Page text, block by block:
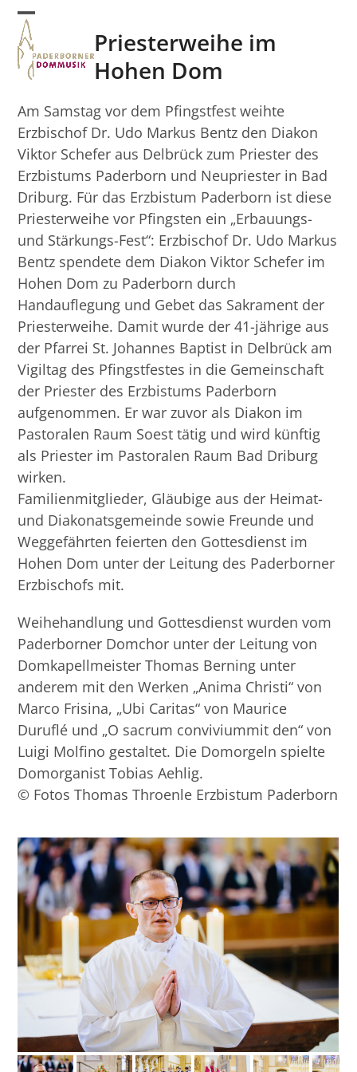
Skip
content
Open
mobile
menu
Close
mobile
menu
Priesterweihe im
Hohen Dom
Am Samstag vor dem Pfingstfest weihte
Erzbischof Dr. Udo Markus Bentz den Diakon
Viktor Schefer aus Delbrück zum Priester des
Erzbistums Paderborn und Neupriester in Bad
Driburg. Für das Erzbistum Paderborn ist diese
Priesterweihe vor Pfingsten ein „Erbauungs-
und Stärkungs-Fest“: Erzbischof Dr. Udo Markus
Bentz spendete dem Diakon Viktor Schefer im
Hohen Dom zu Paderborn durch
Handauflegung und Gebet das Sakrament der
Priesterweihe. Damit wurde der 41-jährige aus
der Pfarrei St. Johannes Baptist in Delbrück am
Vigiltag des Pfingstfestes in die Gemeinschaft
der Priester des Erzbistums Paderborn
aufgenommen. Er war zuvor als Diakon im
Pastoralen Raum Soest tätig und wird künftig
als Priester im Pastoralen Raum Bad Driburg
wirken.
Familienmitglieder, Gläubige aus der Heimat-
und Diakonatsgemeinde sowie Freunde und
Weggefährten feierten den Gottesdienst im
Hohen Dom unter der Leitung des Paderborner
Erzbischofs mit.
Weihehandlung und Gottesdienst wurden vom
Paderborner Domchor unter der Leitung von
Domkapellmeister Thomas Berning unter
anderem mit den Werken „Anima Christi“ von
Marco Frisina, „Ubi Caritas“ von Maurice
Duruflé und „O sacrum conviviummit den“ von
Luigi Molfino gestaltet. Die Domorgeln spielte
Domorganist Tobias Aehlig.
© Fotos Thomas Throenle Erzbistum Paderborn